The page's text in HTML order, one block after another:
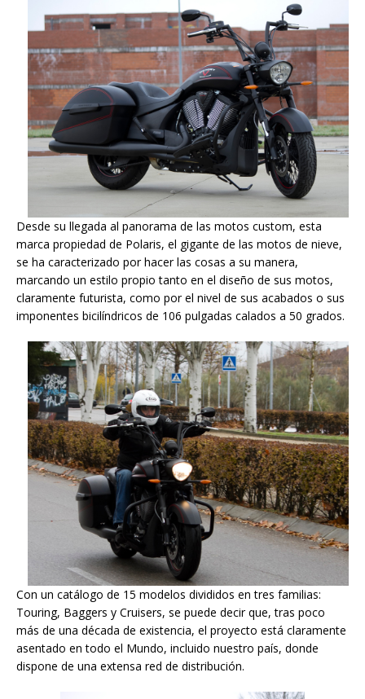
Desde su llegada al panorama de las motos custom, esta
marca propiedad de Polaris, el gigante de las motos de nieve,
se ha caracterizado por hacer las cosas a su manera,
marcando un estilo propio tanto en el diseño de sus motos,
claramente futurista, como por el nivel de sus acabados o sus
imponentes bicilíndricos de 106 pulgadas calados a 50 grados.
Con un catálogo de 15 modelos divididos en tres familias:
Touring, Baggers y Cruisers, se puede decir que, tras poco
más de una década de existencia, el proyecto está claramente
asentado en todo el Mundo, incluido nuestro país, donde
dispone de una extensa red de distribución.